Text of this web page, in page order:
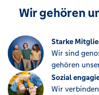
Wir gehören
Starke
Wir sind
gehören
Sozial
Wir